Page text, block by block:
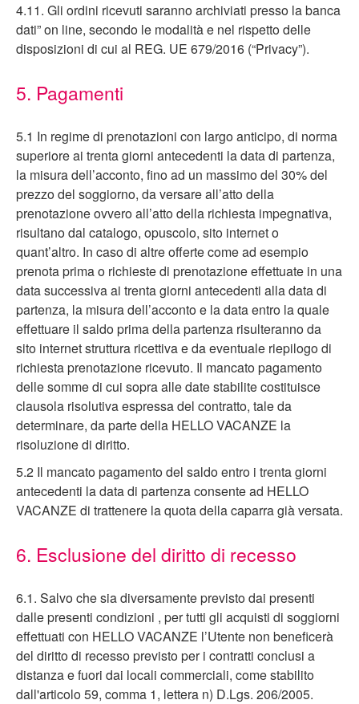
4.11. Gli ordini ricevuti saranno archiviati presso la banca
dati” on line, secondo le modalità e nel rispetto delle
disposizioni di cui al REG. UE 679/2016 (“Privacy”).
5. Pagamenti
5.1 In regime di prenotazioni con largo anticipo, di norma
superiore ai trenta giorni antecedenti la data di partenza,
la misura dell’acconto, fino ad un massimo del 30% del
prezzo del soggiorno, da versare all’atto della
prenotazione ovvero all’atto della richiesta impegnativa,
risultano dal catalogo, opuscolo, sito internet o
quant’altro. In caso di altre offerte come ad esempio
prenota prima o richieste di prenotazione effettuate in una
data successiva ai trenta giorni antecedenti alla data di
partenza, la misura dell’acconto e la data entro la quale
effettuare il saldo prima della partenza risulteranno da
sito internet struttura ricettiva e da eventuale riepilogo di
richiesta prenotazione ricevuto. Il mancato pagamento
delle somme di cui sopra alle date stabilite costituisce
clausola risolutiva espressa del contratto, tale da
determinare, da parte della HELLO VACANZE la
risoluzione di diritto.
5.2 Il mancato pagamento del saldo entro i trenta giorni
antecedenti la data di partenza consente ad HELLO
VACANZE di trattenere la quota della caparra già versata.
6. Esclusione del diritto di recesso
6.1. Salvo che sia diversamente previsto dai presenti
dalle presenti condizioni , per tutti gli acquisti di soggiorni
effettuati con HELLO VACANZE l’Utente non beneficerà
del diritto di recesso previsto per i contratti conclusi a
distanza e fuori dai locali commerciali, come stabilito
dall'articolo 59, comma 1, lettera n) D.Lgs. 206/2005.